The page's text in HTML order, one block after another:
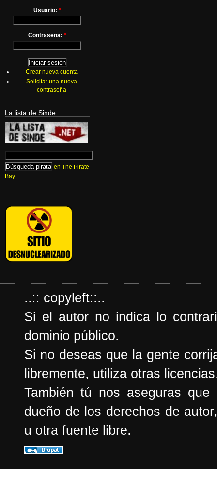
Usuario: *
Contraseña: *
Crear nueva cuenta
Solicitar una nueva
contraseña
La lista de Sinde
en The Pirate
Bay
..:: copyleft::..
Si el autor no indica lo
dominio público.
Si no deseas que la gente
libremente, utiliza otras
También tú nos aseguras
dueño de los derechos de
u otra fuente libre.